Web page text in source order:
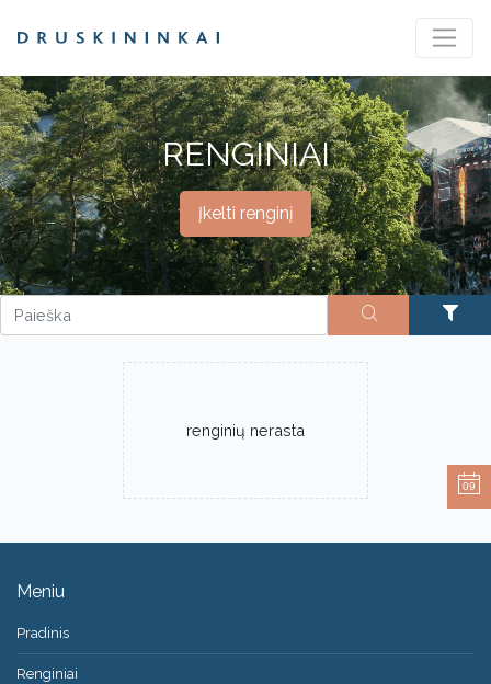
RENGINIAI
Įkelti renginį
renginių nerasta
Meniu
Pradinis
Renginiai
09